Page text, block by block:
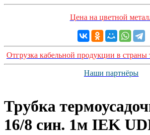
Цена на цветной
Отгрузка кабельной продукции в
Наши партнёры
Трубка
16/8 син. 1м IEK